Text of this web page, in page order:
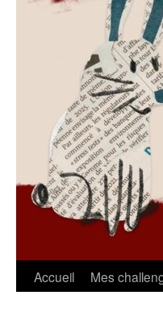
Aller
Accueil Mes